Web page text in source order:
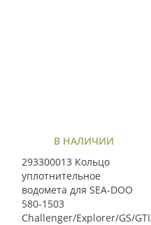
В НАЛИЧИИ
293300013 Кольцо
уплотнительное
водомета для SEA-DOO
580-1503
Challenger/Explorer/GS/